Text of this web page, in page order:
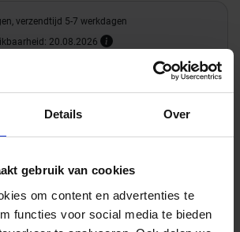
Details Over
gebruik van cookies
om content en advertenties te
functies voor social media te bieden
verzendtijd 5-7 werkdagen
20.08.2026
29.65 € /Stuk
26,96 €
Totale prijs / geleverde hoeveelheid